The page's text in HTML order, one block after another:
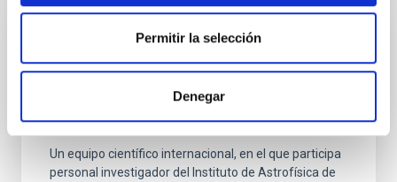
Permitir la selección
Denegar
NOTA DE PRENSA
El IAC participa en una compleja campaña
de observaciones para desentrañar el
enigmático ‘desierto neptuniano'
Un equipo científico internacional, en el que participa
personal investigador del Instituto de Astrofísica de